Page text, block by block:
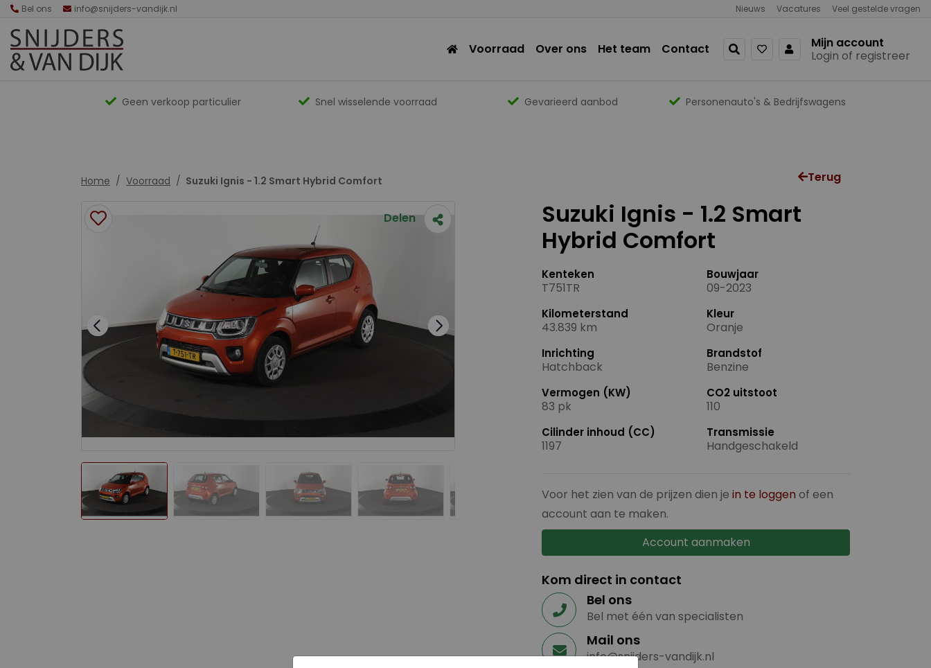
Bel ons info@snijders-vandijk.nl Nieuws Vacatures Veel gestelde vragen
Voorraad Over ons Het team Contact
Mijn account
Login of registreer
Geen verkoop particulier Snel wisselende voorraad Gevarieerd aanbod Personenauto's & Bedrijfswagens
Home Voorraad Suzuki Ignis - 1.2 Smart Hybrid Comfort Terug
Suzuki Ignis - 1.2 Smart
Hybrid Comfort
Kenteken
T751TR
Bouwjaar
09-2023
Kilometerstand
43.839 km
Kleur
Oranje
Inrichting
Hatchback
Brandstof
Benzine
Vermogen (KW)
83 pk
CO2 uitstoot
110
Cilinder inhoud (CC)
1197
Transmissie
Handgeschakeld
Voor het zien van de prijzen dien je in te loggen of een
account aan te maken.
Account aanmaken
Kom direct in contact
Bel ons
Bel met één van specialisten
Mail ons
info@snijders-vandijk.nl
Delen